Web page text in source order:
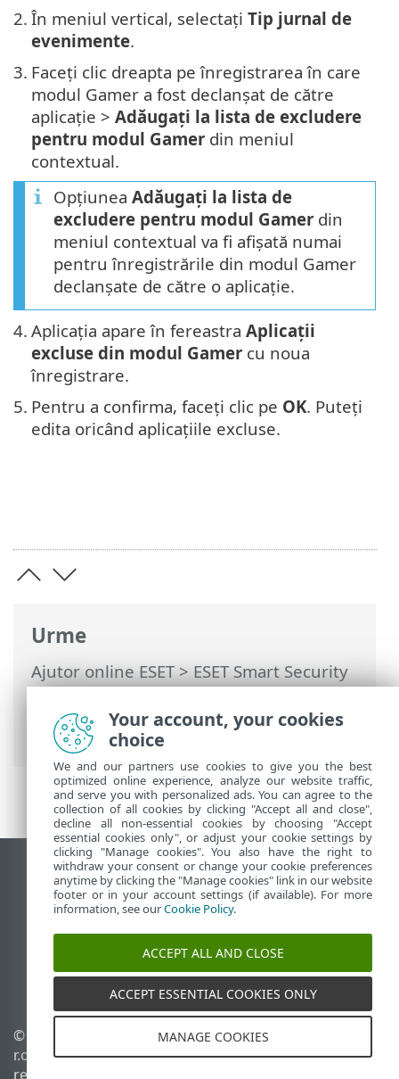
Urme
Ajutor online ESET>ESET Smart Security
Premium>Setări avansate>Interfață
utilizator
>Mod Gamer> Aplicații excluse
din modul gamer
2. În meniul vertical, selectați Tip jurnal de
evenimente.
3. Faceți clic dreapta pe înregistrarea în care
modul Gamer a fost declanșat de către
aplicație > Adăugați la lista de excludere
pentru modul Gamer din meniul
contextual.
Opțiunea Adăugați la lista de
excludere pentru modul Gamer din
meniul contextual va fi afișată numai
pentru înregistrările din modul Gamer
declanșate de către o aplicație.
4. Aplicația apare în fereastra Aplicații
excluse din modul Gamer cu noua
înregistrare.
5. Pentru a confirma, faceți clic pe OK. Puteți
edita oricând aplicațiile excluse.
Vizualizare site pentru desktop
End of Life
Baza de cunoștințe ESET
Forum ESET
ESET Status Portal
Asistenţă regională
© 1992 - 2026 ESET, spol. s
r.o. - Toate drepturile
rezervate.
Gestionare module cookie
Politica privind modulele
Your account, your cookies
choice
We and our partners use cookies to give you the best
optimized online experience, analyze our website traffic,
and serve you with personalized ads. You can agree to the
collection of all cookies by clicking "Accept all and close",
decline all non-essential cookies by choosing "Accept
essential cookies only", or adjust your cookie settings by
clicking "Manage cookies". You also have the right to
withdraw your consent or change your cookie preferences
anytime by clicking the "Manage cookies" link in our website
footer or in your account settings (if available). For more
information, see ourCookie Policy.
ACCEPT ALL AND CLOSE
ACCEPT ESSENTIAL COOKIES ONLY
MANAGE COOKIES